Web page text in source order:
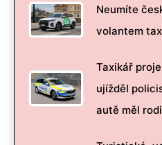
Neumíte
volantem
Taxikář
ujížděl
autě měl